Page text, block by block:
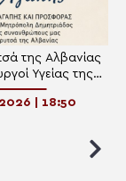
της Αλβανίας
Υγείας της
της Ιεράς
Δημητριάδος
| 18:50